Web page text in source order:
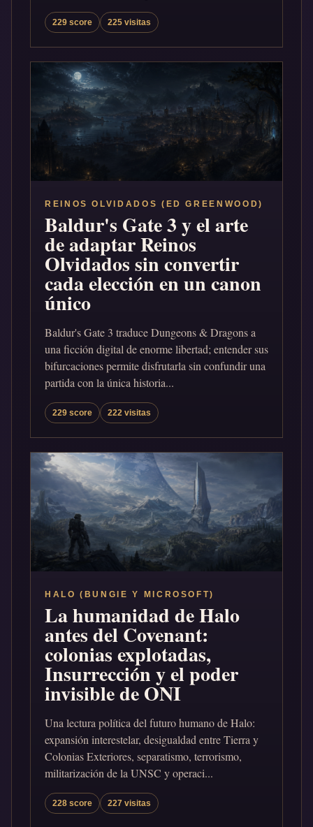
229 score 225 visitas
REINOS OLVIDADOS (ED GREENWOOD)
Baldur's Gate 3 y el arte
de adaptar Reinos
Olvidados sin convertir
cada elección en un canon
único
Baldur's Gate 3 traduce Dungeons & Dragons a
una ficción digital de enorme libertad; entender sus
bifurcaciones permite disfrutarla sin confundir una
partida con la única historia...
229 score 222 visitas
HALO (BUNGIE Y MICROSOFT)
La humanidad de Halo
antes del Covenant:
colonias explotadas,
Insurrección y el poder
invisible de ONI
Una lectura política del futuro humano de Halo:
expansión interestelar, desigualdad entre Tierra y
Colonias Exteriores, separatismo, terrorismo,
militarización de la UNSC y operaci...
228 score 227 visitas